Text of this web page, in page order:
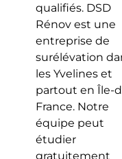
qualifiés. DSD
Rénov est une
entreprise de
surélévation
les Yvelines et
partout en Île-
France. Notre
équipe peut
étudier
gratuitement